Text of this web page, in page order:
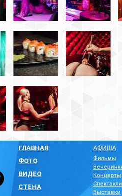
ГЛАВНАЯ
ФОТО
ВИДЕО
СТЕНА
АФИША
Фильмы
Концерты
Спектакли
Выставки